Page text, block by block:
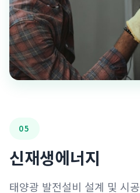
05
신재생에너지
태양광 발전설비 설계 및 시공